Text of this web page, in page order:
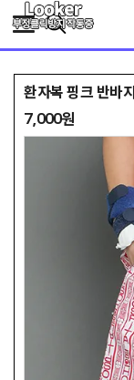
Toggle
환자복 핑크 반바
7,000원